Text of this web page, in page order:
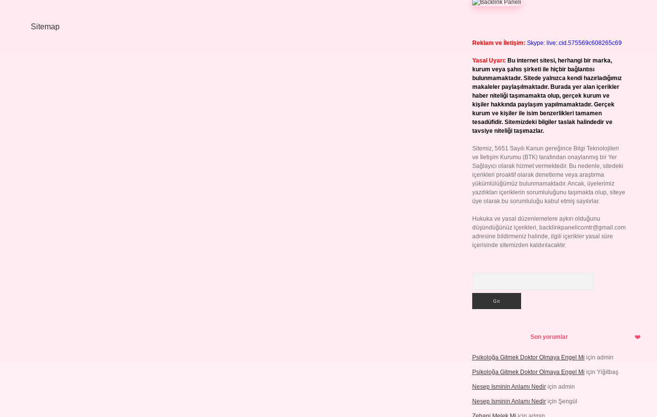
Sitemap
Reklam ve İletişim: Skype: live:.cid.575569c608265c69
Yasal Uyarı: Bu internet sitesi, herhangi bir marka,
kurum veya şahıs şirketi ile hiçbir bağlantısı
bulunmamaktadır. Sitede yalnızca kendi hazırladığımız
makaleler paylaşılmaktadır. Burada yer alan içerikler
haber niteliği taşımamakta olup, gerçek kurum ve
kişiler hakkında paylaşım yapılmamaktadır. Gerçek
kurum ve kişiler ile isim benzerlikleri tamamen
tesadüfidir. Sitemizdeki bilgiler taslak halindedir ve
tavsiye niteliği taşımazlar.
Sitemiz, 5651 Sayılı Kanun gereğince Bilgi Teknolojileri
ve İletişim Kurumu (BTK) tarafından onaylanmış bir Yer
Sağlayıcı olarak hizmet vermektedir. Bu nedenle, sitedeki
içerikleri proaktif olarak denetleme veya araştırma
yükümlülüğümüz bulunmamaktadır. Ancak, üyelerimiz
yazdıkları içeriklerin sorumluluğunu taşımakta olup, siteye
üye olarak bu sorumluluğu kabul etmiş sayılırlar.
Hukuka ve yasal düzenlemelere aykırı olduğunu
düşündüğünüz içerikleri, backlinkpanelicomtr@gmail.com
adresine bildirmeniz halinde, ilgili içerikler yasal süre
içerisinde sitemizden kaldırılacaktır.
Son yorumlar
Psikoloğa Gitmek Doktor Olmaya Engel Mi için admin
Psikoloğa Gitmek Doktor Olmaya Engel Mi için Yiğitbaş
Nesep Isminin Anlamı Nediriçin admin
Nesep Isminin Anlamı Nediriçin Şengül